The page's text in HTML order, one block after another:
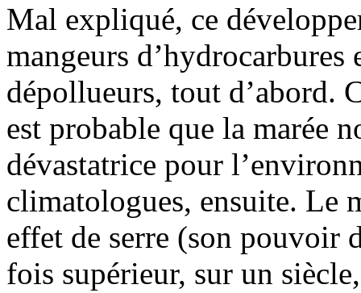
Mal expliqué, ce
mangeurs d’hydrocarbures
dépollueurs, tout d’abord.
est probable que la marée
dévastatrice pour
climatologues, ensuite. Le
effet de serre (son pouvoir
fois supérieur, sur un